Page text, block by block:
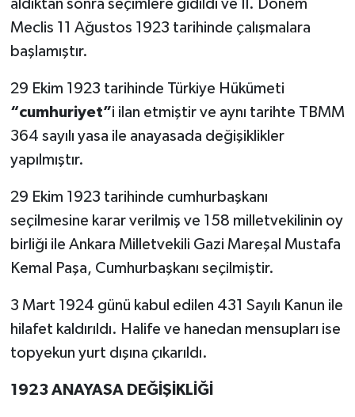
aldıktan sonra seçimlere gidildi ve II. Dönem
Meclis 11 Ağustos 1923 tarihinde çalışmalara
başlamıştır.
29 Ekim 1923 tarihinde Türkiye Hükümeti
“cumhuriyet”i ilan etmiştir ve aynı tarihte TBMM
364 sayılı yasa ile anayasada değişiklikler
yapılmıştır.
29 Ekim 1923 tarihinde cumhurbaşkanı
seçilmesine karar verilmiş ve 158 milletvekilinin oy
birliği ile Ankara Milletvekili Gazi Mareşal Mustafa
Kemal Paşa, Cumhurbaşkanı seçilmiştir.
3 Mart 1924 günü kabul edilen 431 Sayılı Kanun ile
hilafet kaldırıldı. Halife ve hanedan mensupları ise
topyekun yurt dışına çıkarıldı.
1923 ANAYASA DEĞİŞİKLİĞİ